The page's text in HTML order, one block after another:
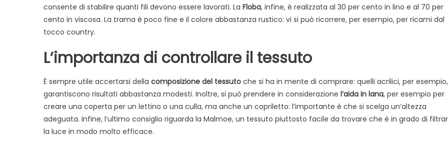
consente di stabilire quanti fili devono essere lavorati. La Floba, infine, è realizzata al 30 per cento in lino e al 70 per
cento in viscosa. La trama è poco fine e il colore abbastanza rustico: vi si può ricorrere, per esempio, per ricami dal
tocco country.
L’importanza di controllare il tessuto
È sempre utile accertarsi della composizione del tessuto che si ha in mente di comprare: quelli acrilici, per esempio,
garantiscono risultati abbastanza modesti. Inoltre, si può prendere in considerazione l’aida in lana, per esempio per
creare una coperta per un lettino o una culla, ma anche un copriletto: l’importante è che si scelga un’altezza
adeguata. Infine, l’ultimo consiglio riguarda la Malmoe, un tessuto piuttosto facile da trovare che è in grado di
la luce in modo molto efficace.